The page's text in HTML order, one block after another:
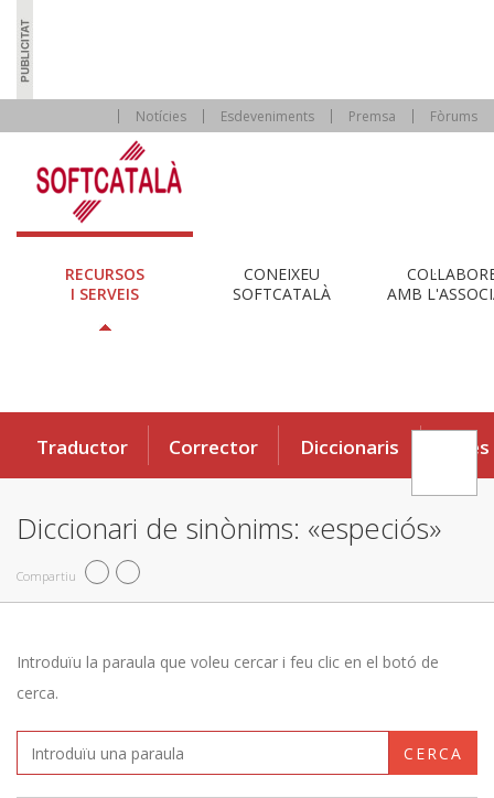
Notícies Esdeveniments Premsa Fòrums
RECURSOS
I SERVEIS
CONEIXEU
SOFTCATALÀ
AMB
Traductor Corrector Diccionaris Eines
Diccionari de sinònims: «especiós»
Compartiu
Introduïu la paraula que voleu cercar i feu clic en el botó de
cerca.
CERCA